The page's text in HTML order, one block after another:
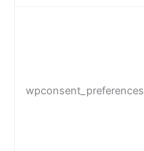
wpconsent_preferences